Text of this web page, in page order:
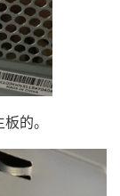
的。